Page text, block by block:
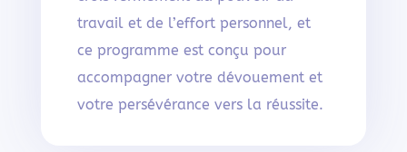
travail et de l’effort personnel, et
ce programme est conçu pour
accompagner votre dévouement et
votre persévérance vers la réussite.